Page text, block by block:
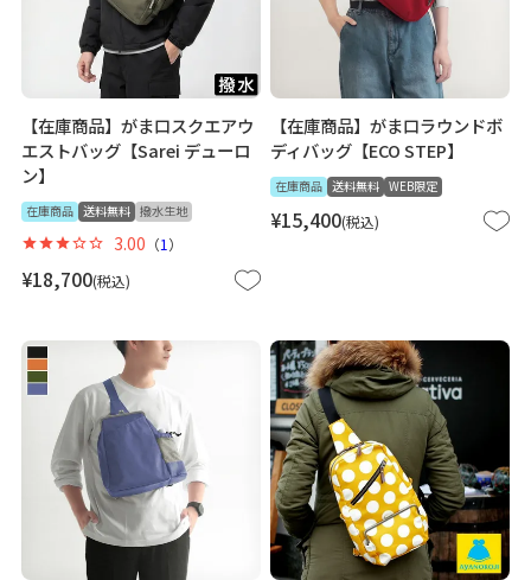
【在庫商品】がま口スクエアウ
エストバッグ【Sarei デューロ
ン】
在庫商品 送料無料 撥水生地
¥18,700 税込
3.00 （1 ）
【在庫商品】がま口ラウンドボ
ディバッグ【ECO STEP】
在庫商品 送料無料 WEB限定
¥15,400 税込